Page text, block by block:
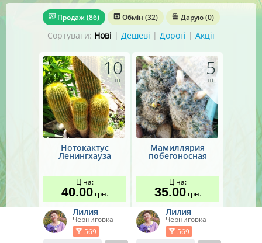
Листяні дерева
Усього1 позиція
Усього3 позиції
Чагарники листяні
Усього14 позицій
Плодові дерева
Усього1 позиція
Ягідні рослини
Усього7 позицій
Кімнатні рослини
Усього6 позицій
Троянди
Усього3 позиції
Продаж(86) Обмін (32) Дарую(0)
Сортувати: Нові | Дешеві | Дорогі | Акції
10
шт.
Нотокактус
Ленингхауза
Ціна:
40.00грн.
Лилия
Черниговка
569
5
шт.
Мамиллярия
побегоносная
Ціна:
35.00грн.
Лилия
Черниговка
569